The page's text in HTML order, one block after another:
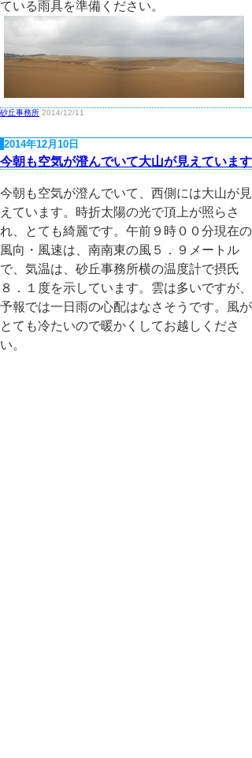
ている雨具を準備ください。
砂丘事務所 2014/12/11
2014年12月10日
今朝も空気が澄んでいて大山が見えています
今朝も空気が澄んでいて、西側には大山が見
えています。時折太陽の光で頂上が照らさ
れ、とても綺麗です。午前９時００分現在の
風向・風速は、南南東の風５．９メートル
で、気温は、砂丘事務所横の温度計で摂氏
８．１度を示しています。雲は多いですが、
予報では一日雨の心配はなさそうです。風が
とても冷たいので暖かくしてお越しくださ
い。